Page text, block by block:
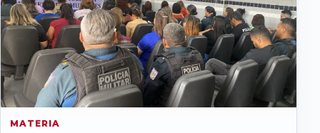
MATERIA